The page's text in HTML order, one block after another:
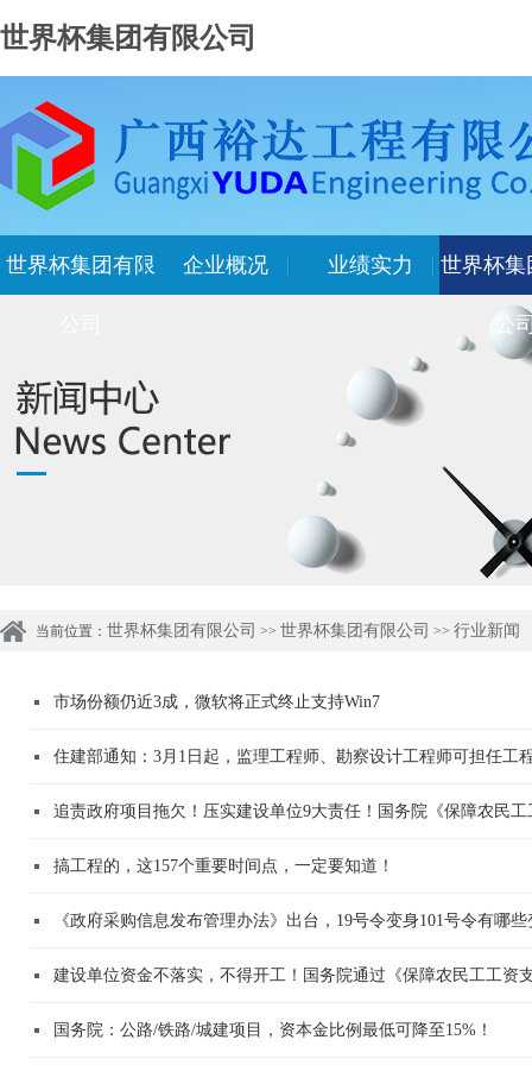
世界杯集团有限公司
世界杯集团有限 企业概况 业绩实力 世界杯集
公
当前位置： 世界杯集团有限公司 >> 世界杯集团有限公司 >> 行业新闻
市场份额仍近3成，微软将正式终止支持Win7
住建部通知：3月1日起，监理工程师、勘察设计工程师可担任工
追责政府项目拖欠！压实建设单位9大责任！国务院《保障农民
搞工程的，这157个重要时间点，一定要知道！
《政府采购信息发布管理办法》出台，19号令变身101号令有哪
建设单位资金不落实，不得开工！国务院通过《保障农民工工资
国务院：公路/铁路/城建项目，资本金比例最低可降至15%！